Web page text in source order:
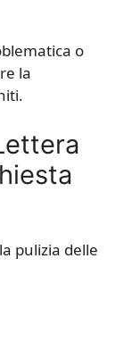
o
la
pulizia delle